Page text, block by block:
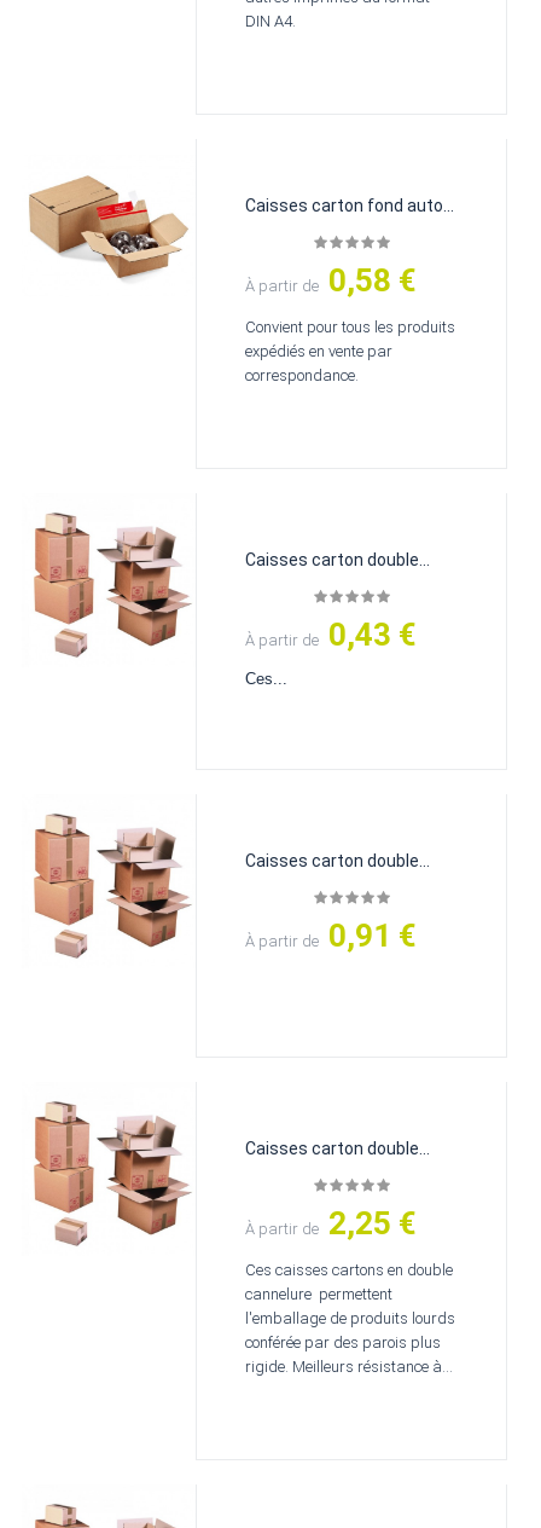
DIN A4.
Caisses carton fond auto...
À partir de Prix
0,58 €
Convient pour tous les produits
expédiés en vente par
correspondance.
Caisses carton double...
À partir de Prix
0,43 €
Ces...
Caisses carton double...
À partir de Prix
0,91 €
Caisses carton double...
À partir de Prix
2,25 €
Ces caisses cartons en double
cannelure permettent
l'emballage de produits lourds
conférée par des parois plus
rigide. Meilleurs résistance à...